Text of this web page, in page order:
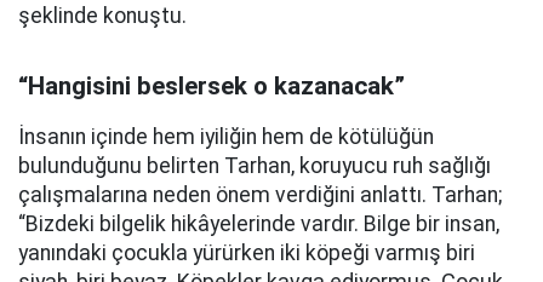
şeklinde konuştu.
“Hangisini beslersek o kazanacak”
İnsanın içinde hem iyiliğin hem de kötülüğün
bulunduğunu belirten Tarhan, koruyucu ruh sağlığı
çalışmalarına neden önem verdiğini anlattı. Tarhan;
“Bizdeki bilgelik hikâyelerinde vardır. Bilge bir insan,
yanındaki çocukla yürürken iki köpeği varmış biri